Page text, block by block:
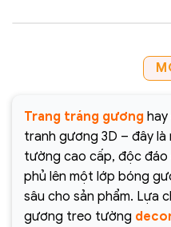
Trang tráng gương hay
tranh gương 3D – đây
tường cao cấp, độc đáo
phủ lên một lớp bóng
sâu cho sản phẩm. Lựa
gương treo tường